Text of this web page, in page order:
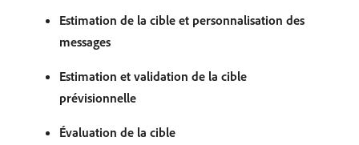
Estimation de la cible et personnalisation des
messages
Estimation et validation de la cible
prévisionnelle
Évaluation de la cible